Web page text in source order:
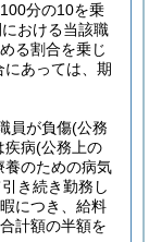
分の10を乗
おける当該職
る割合を乗じ
あっては、期
員が負傷(公務
疾病(公務上の
養のための病気
き続き勤務し
につき、給料
計額の半額を